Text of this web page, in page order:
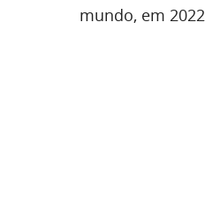
mundo, em